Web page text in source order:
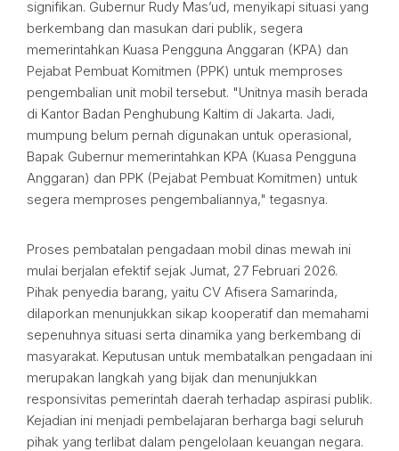
signifikan. Gubernur Rudy Mas’ud, menyikapi situasi yang
berkembang dan masukan dari publik, segera
memerintahkan Kuasa Pengguna Anggaran (KPA) dan
Pejabat Pembuat Komitmen (PPK) untuk memproses
pengembalian unit mobil tersebut. "Unitnya masih berada
di Kantor Badan Penghubung Kaltim di Jakarta. Jadi,
mumpung belum pernah digunakan untuk operasional,
Bapak Gubernur memerintahkan KPA (Kuasa Pengguna
Anggaran) dan PPK (Pejabat Pembuat Komitmen) untuk
segera memproses pengembaliannya," tegasnya.
Proses pembatalan pengadaan mobil dinas mewah ini
mulai berjalan efektif sejak Jumat, 27 Februari 2026.
Pihak penyedia barang, yaitu CV Afisera Samarinda,
dilaporkan menunjukkan sikap kooperatif dan memahami
sepenuhnya situasi serta dinamika yang berkembang di
masyarakat. Keputusan untuk membatalkan pengadaan ini
merupakan langkah yang bijak dan menunjukkan
responsivitas pemerintah daerah terhadap aspirasi publik.
Kejadian ini menjadi pembelajaran berharga bagi seluruh
pihak yang terlibat dalam pengelolaan keuangan negara.